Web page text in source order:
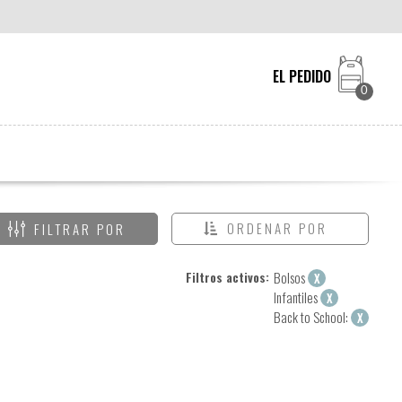
EL PEDIDO
0
ORDENAR POR
FILTRAR POR
Filtros activos: Bolsos X
Infantiles X
Back to School: X